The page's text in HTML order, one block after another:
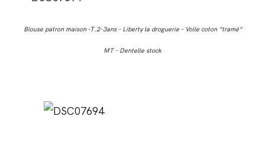
Blouse patron maison -T.2-3ans – Liberty la droguerie – Voile coton ”tramé”
MT – Dentelle stock